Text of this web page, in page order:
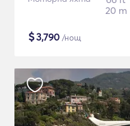
20 m
$3,790 /нощ